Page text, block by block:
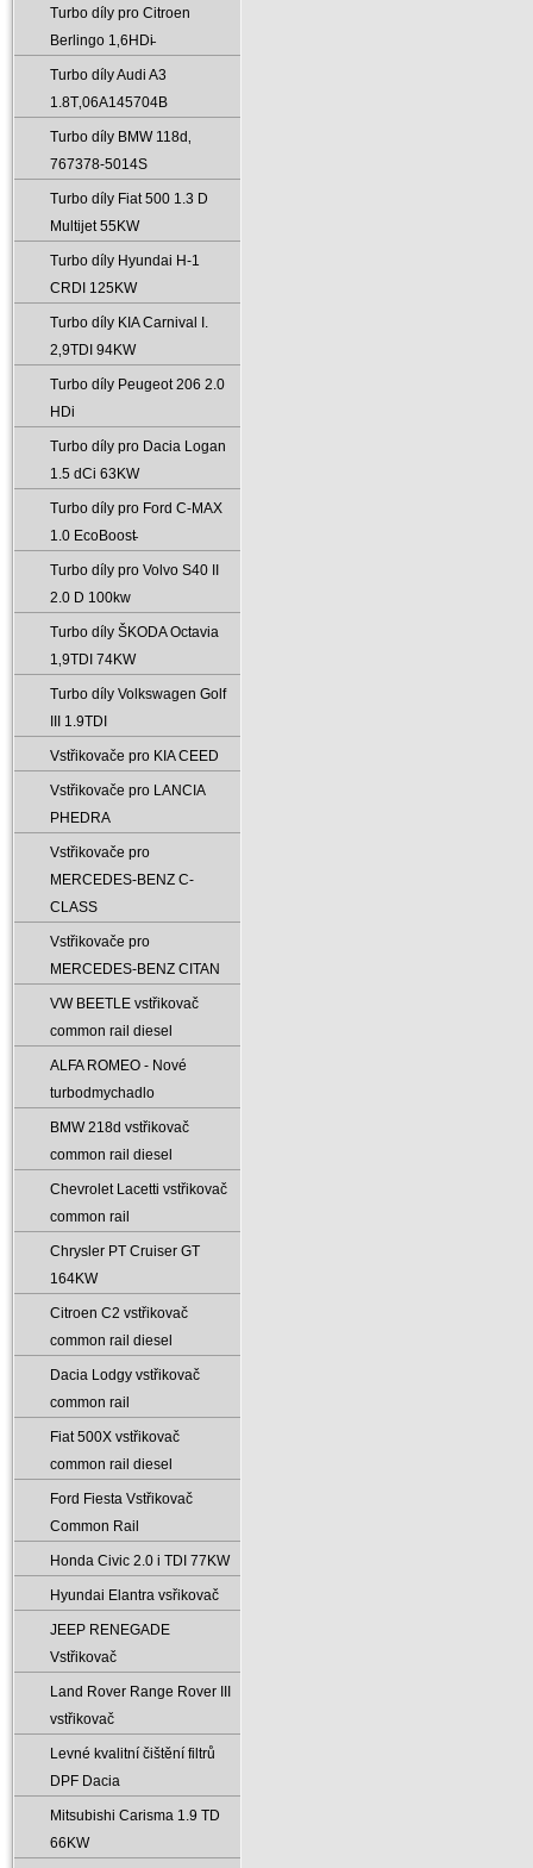
Turbo díly pro Citroen
Berlingo 1‚6HDi̵
Turbo díly Audi A3
1.8T‚06A145704B
Turbo díly BMW 118d‚
767378-5014S
Turbo díly Fiat 500 1.3 D
Multijet 55KW
Turbo díly Hyundai H-1
CRDI 125KW
Turbo díly KIA Carnival I.
2‚9TDI 94KW
Turbo díly Peugeot 206 2.0
HDi
Turbo díly pro Dacia Logan
1.5 dCi 63KW
Turbo díly pro Ford C-MAX
1.0 EcoBoost̵
Turbo díly pro Volvo S40 II
2.0 D 100kw
Turbo díly ŠKODA Octavia
1‚9TDI 74KW
Turbo díly Volkswagen Golf
III 1.9TDI
Vstřikovače pro KIA CEED
Vstřikovače pro LANCIA
PHEDRA
Vstřikovače pro
MERCEDES-BENZ C-
CLASS
Vstřikovače pro
MERCEDES-BENZ CITAN
VW BEETLE vstřikovač
common rail diesel
ALFA ROMEO - Nové
turbodmychadlo
BMW 218d vstřikovač
common rail diesel
Chevrolet Lacetti vstřikovač
common rail
Chrysler PT Cruiser GT
164KW
Citroen C2 vstřikovač
common rail diesel
Dacia Lodgy vstřikovač
common rail
Fiat 500X vstřikovač
common rail diesel
Ford Fiesta Vstřikovač
Common Rail
Honda Civic 2.0 i TDI 77KW
Hyundai Elantra vsřikovač
JEEP RENEGADE
Vstřikovač
Land Rover Range Rover III
vstřikovač
Levné kvalitní čištění filtrů
DPF Dacia
Mitsubishi Carisma 1.9 TD
66KW